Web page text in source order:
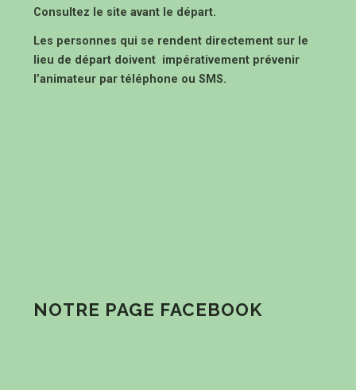
Consultez le site avant le départ.
Les personnes qui se rendent directement sur le
lieu de départ doivent impérativement prévenir
l’animateur par téléphone ou SMS.
NOTRE PAGE FACEBOOK